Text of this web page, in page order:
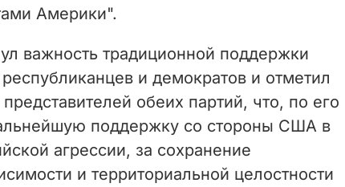
Америки".
важность традиционной поддержки
и демократов и отметил
обеих партий, что, по его
поддержку со стороны США в
агрессии, за сохранение
и территориальной целостности